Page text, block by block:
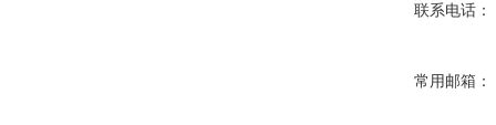
联系电话：
常用邮箱：